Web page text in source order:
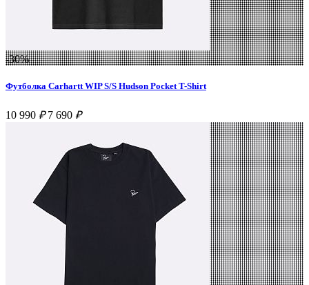
-30%
Футболка Carhartt WIP S/S Hudson Pocket T-Shirt
10 990 ₽ 7 690 ₽